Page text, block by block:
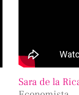
Sara de la